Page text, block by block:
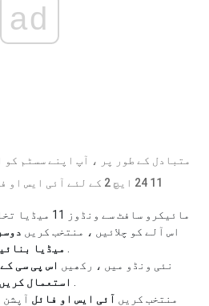
ad
متبادل کے طور پر ، آپ اپنے سسٹم کو
11 24 ایچ 2 کے لئے آئی ایس او فائل ڈاؤن لوڈ کرسکتے ہیں۔
مائیکرو سافٹ سے ونڈوز 11 میڈیا تخلیق کا آلہ ڈاؤن لوڈ کریں۔
اس آلے کو چلائیں ، منتخب کریں
میڈیا
نئی ونڈو میں ، رکھیں اس پی سی
استعمال کریں
منتخب کریں آئی ایس او فائل آپشن